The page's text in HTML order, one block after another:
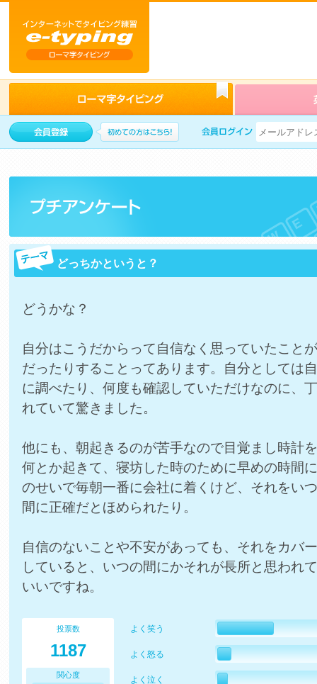
どっちかというと？
どうかな？
自分はこうだからって自信なく思っていたこと
だったりすることってあります。自分としては
に調べたり、何度も確認していただけなのに、
れていて驚きました。
他にも、朝起きるのが苦手なので目覚まし時計
何とか起きて、寝坊した時のために早めの時間
のせいで毎朝一番に会社に着くけど、それをい
間に正確だとほめられたり。
自信のないことや不安があっても、それをカバ
していると、いつの間にかそれが長所と思われ
いいですね。
投票数
1187
関心度
よく笑う
よく怒る
よく泣く